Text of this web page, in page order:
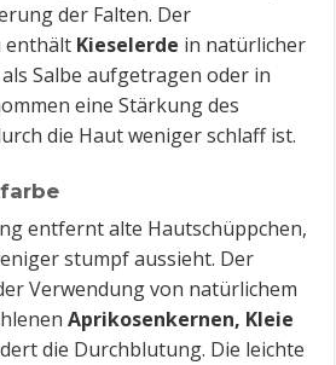
der Falten. Der
enthält Kieselerde in natürlicher
Salbe aufgetragen oder in
eine Stärkung des
die Haut weniger schlaff ist.
entfernt alte Hautschüppchen,
stumpf aussieht. Der
Verwendung von natürlichem
Aprikosenkernen, Kleie
die Durchblutung. Die leichte